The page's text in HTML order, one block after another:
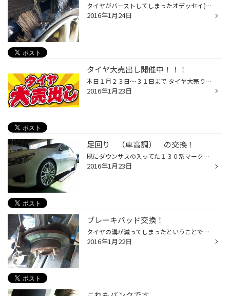
タイヤがバーストしてしまったオデッセイ(´・ω・｀) バーストしたときの衝撃は計り知れないものです。 この原因はヒビ・・・・・・ 経年劣化によるヒビが原因です。 これがもし高速走行時に起こっていたら・・・？ こうやって実際に起こったタイヤを見ると、他人事には思えませんよね。 「何も起こ...
2016年1月24日
タイヤ大売出し開催中！！！
本日１月２３日～３１日まで タイヤ大売り出しを開催しております！！ 夏タイヤ・スタッドレスタイヤが大売り出し価格の大奉仕！！ どうぞ子の機会をお見逃し無くッッッ！！ 皆様のご来店心よりお待ちしております。
2016年1月23日
足回り （車高調） の交換！
既にダウンサスの入ってた１３０系マークＸですが、もっと車高を下げたいとのことで、TEINの車高調を入れることになりました！ 走りを気にする方も、見た目のバランスを気にする方にも・・ TEINの車高調は、他社メーカーに比べても比較的お求めやすく、その性能は良い物ばかりですので、車高調を入...
2016年1月23日
ブレーキパッド交換！
タイヤの溝が減ってしまったということで来店のお客様でしたが、タイヤを取り外してみると、ブレーキパッドの残量が残り僅か！！ ブレーキパッドはブレーキの効きに影響する大事な部品。 このままでは危ないので、ブレーキパッド交換も一緒に作業しました☆ 新品との差が・・・ 定期点検をしっかり行...
2016年1月22日